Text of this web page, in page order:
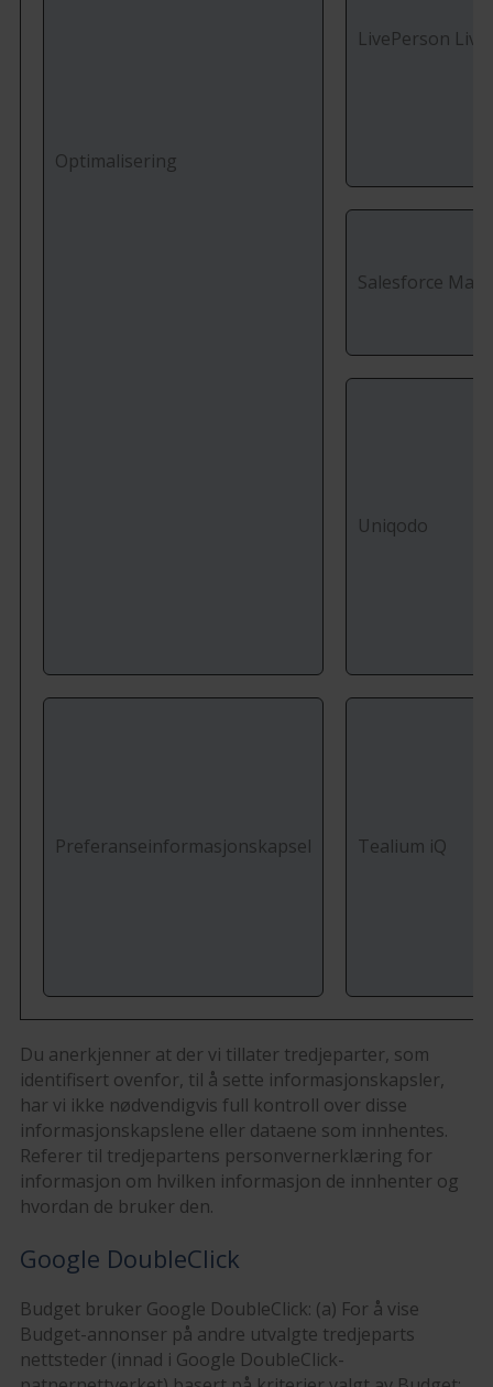
Optimalisering
LivePerson
Salesforce
Uniqodo
Preferanseinformasjonskapsel Tealium iQ
Du anerkjenner at der vi tillater tredjeparter, som
identifisert ovenfor, til å sette informasjonskapsler,
har vi ikke nødvendigvis full kontroll over disse
informasjonskapslene eller dataene som innhentes.
Referer til tredjepartens personvernerklæring for
informasjon om hvilken informasjon de innhenter og
hvordan de bruker den.
Google DoubleClick
Budget bruker Google DoubleClick: (a) For å vise
Budget-annonser på andre utvalgte tredjeparts
nettsteder (innad i Google DoubleClick-